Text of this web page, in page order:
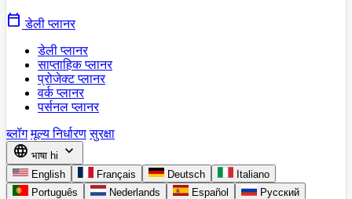
calendar_today डेली प्लानर
डेली प्लानर
साप्ताहिक प्लानर
प्रोजेक्ट प्लानर
वर्क प्लानर
पर्सनल प्लानर
ब्लॉग मूल्य निर्धारण सुरक्षा
language भाषा hi expand_more
English Français Deutsch
Italiano
Português
Nederlands Español
Русский